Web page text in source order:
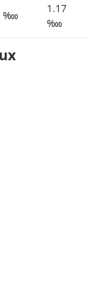
‱
1.17
‱